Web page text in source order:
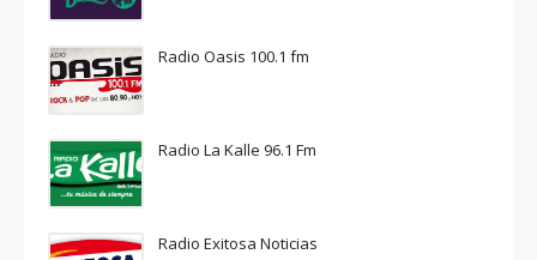
Radio Oasis 100.1 fm
Radio La Kalle 96.1 Fm
Radio Exitosa Noticias